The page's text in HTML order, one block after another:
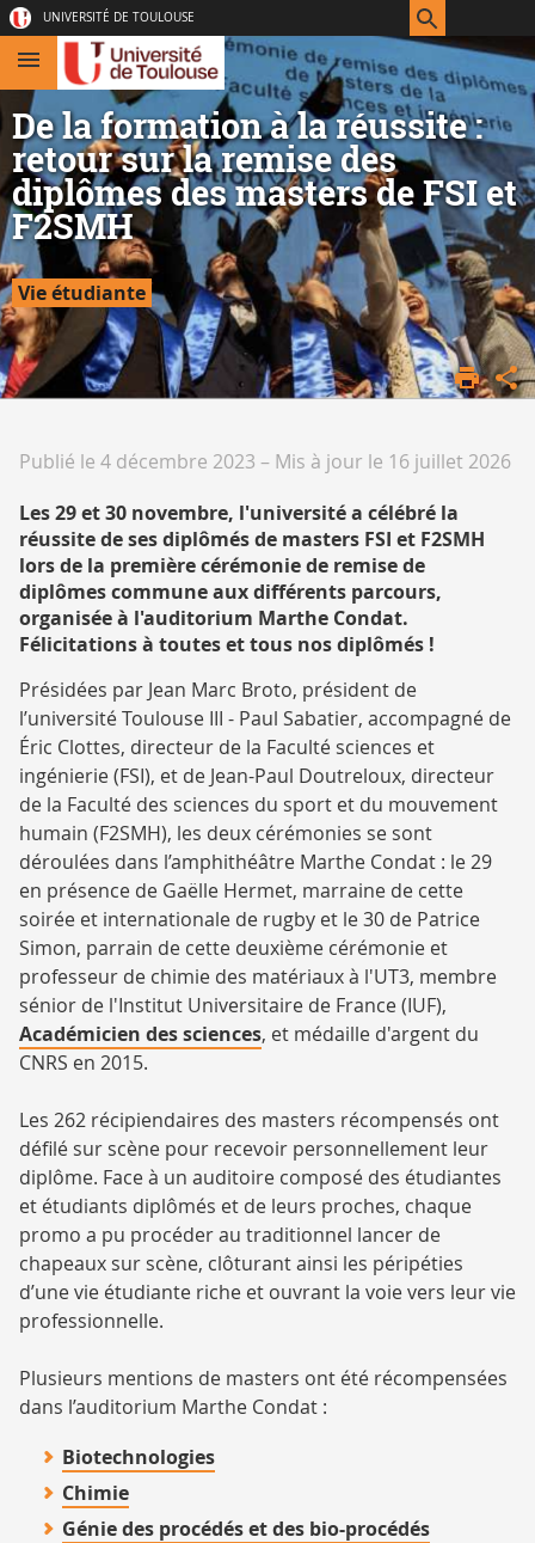
au
contenu
directs
UNIVERSITÉ DE TOULOUSE
De la formation à la réussite :
retour sur la remise des
diplômes des masters de FSI et
F2SMH
Vie étudiante
ACCUEIL
F2SMH
Publié le 4 décembre 2023 – Mis à jour le 16 juillet 2026
Les 29 et 30 novembre, l'université a célébré la
réussite de ses diplômés de masters FSI et F2SMH
lors de la première cérémonie de remise de
diplômes commune aux différents parcours,
organisée à l'auditorium Marthe Condat.
Félicitations à toutes et tous nos diplômés !
Présidées par Jean Marc Broto, président de
l’université Toulouse III - Paul Sabatier, accompagné de
Éric Clottes, directeur de la Faculté sciences et
ingénierie (FSI), et de Jean-Paul Doutreloux, directeur
de la Faculté des sciences du sport et du mouvement
humain (F2SMH), les deux cérémonies se sont
déroulées dans l’amphithéâtre Marthe Condat : le 29
en présence de Gaëlle Hermet, marraine de cette
soirée et internationale de rugby et le 30 de Patrice
Simon, parrain de cette deuxième cérémonie et
professeur de chimie des matériaux à l'UT3, membre
sénior de l'Institut Universitaire de France (IUF),
Académicien des sciences, et médaille d'argent du
CNRS en 2015.
Les 262 récipiendaires des masters récompensés ont
défilé sur scène pour recevoir personnellement leur
diplôme. Face à un auditoire composé des étudiantes
et étudiants diplômés et de leurs proches, chaque
promo a pu procéder au traditionnel lancer de
chapeaux sur scène, clôturant ainsi les péripéties
d’une vie étudiante riche et ouvrant la voie vers leur vie
professionnelle.
Plusieurs mentions de masters ont été récompensées
dans l’auditorium Marthe Condat :
Biotechnologies
Chimie
Génie des procédés et des bio-procédés